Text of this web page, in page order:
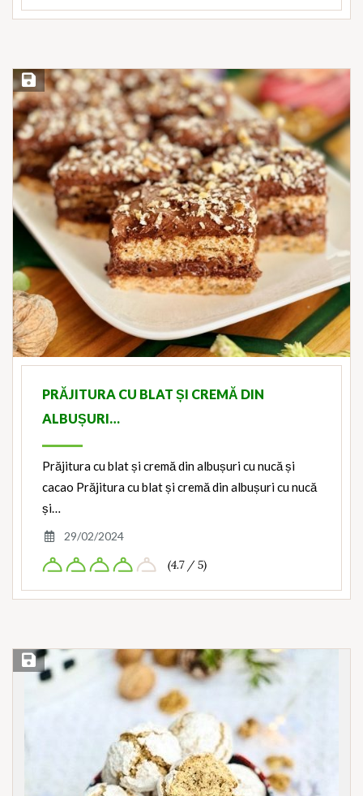
Save Recipe
PRĂJITURA CU BLAT ȘI CREMĂ DIN
ALBUȘURI…
Prăjitura cu blat și cremă din albușuri cu nucă și
cacao Prăjitura cu blat și cremă din albușuri cu nucă
și…
29/02/2024
(4.7 / 5)
Save Recipe